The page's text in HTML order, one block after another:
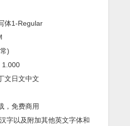
体1-Regular
)
1.000
文日文中文
，免费商用
字以及附加其他英文字体和